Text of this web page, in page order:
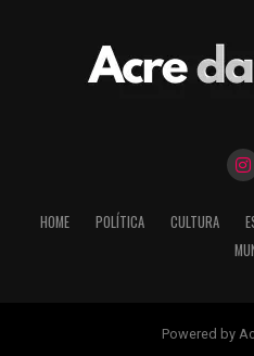
HOME POLÍTICA CULTURA
Powered by